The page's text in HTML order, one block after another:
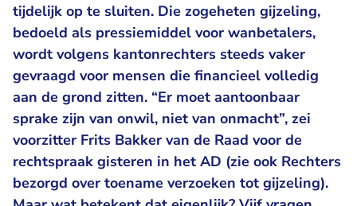
tijdelijk op te sluiten. Die zogeheten gijzeling,
bedoeld als pressiemiddel voor wanbetalers,
wordt volgens kantonrechters steeds vaker
gevraagd voor mensen die financieel volledig
aan de grond zitten. “Er moet aantoonbaar
sprake zijn van onwil, niet van onmacht”, zei
voorzitter Frits Bakker van de Raad voor de
rechtspraak gisteren in het AD (zie ook Rechters
bezorgd over toename verzoeken tot gijzeling).